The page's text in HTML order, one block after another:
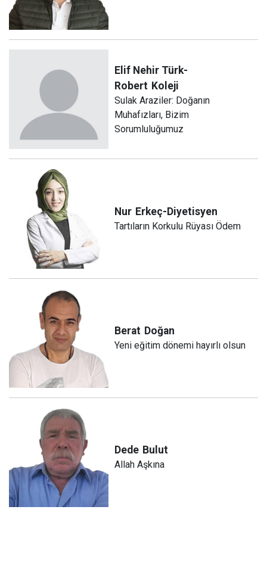
Elif Nehir Türk-
Robert Koleji
Sulak Araziler: Doğanın
Muhafızları, Bizim
Sorumluluğumuz
Nur Erkeç-Diyetisyen
Tartıların Korkulu Rüyası Ödem
Berat Doğan
Yeni eğitim dönemi hayırlı olsun
Dede Bulut
Allah Aşkına